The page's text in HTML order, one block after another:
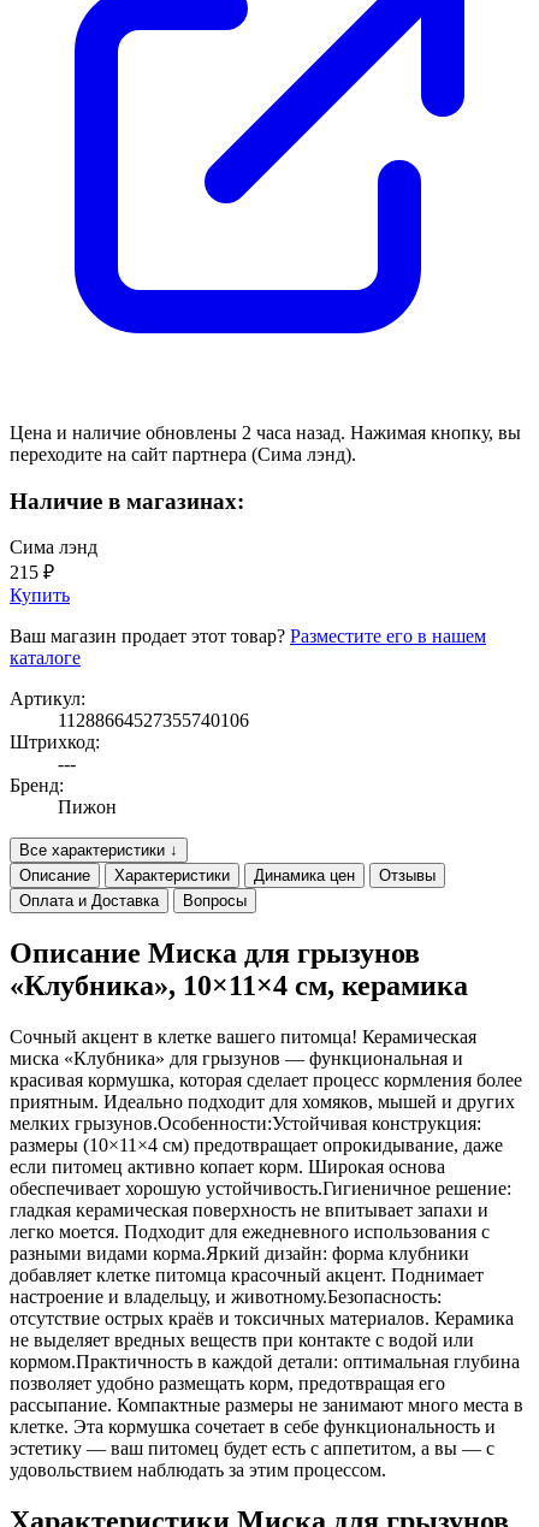
Цена и наличие обновлены 2 часа назад. Нажимая кнопку, вы
переходите на сайт партнера (Сима лэнд).
Наличие в магазинах:
Сима лэнд
215 ₽
Купить
Ваш магазин продает этот товар? Разместите его в нашем
каталоге
Артикул:
11288664527355740106
Штрихкод:
---
Бренд:
Пижон
Все характеристики ↓
Описание
Характеристики Динамика цен
Отзывы
Оплата и Доставка
Вопросы
Описание Миска для грызунов
«Клубника», 10×11×4 см, керамика
Сочный акцент в клетке вашего питомца! Керамическая
миска «Клубника» для грызунов — функциональная и
красивая кормушка, которая сделает процесс кормления более
приятным. Идеально подходит для хомяков, мышей и других
мелких грызунов.Особенности:Устойчивая конструкция:
размеры (10×11×4 см) предотвращает опрокидывание, даже
если питомец активно копает корм. Широкая основа
обеспечивает хорошую устойчивость.Гигиеничное решение:
гладкая керамическая поверхность не впитывает запахи и
легко моется. Подходит для ежедневного использования с
разными видами корма.Яркий дизайн: форма клубники
добавляет клетке питомца красочный акцент. Поднимает
настроение и владельцу, и животному.Безопасность:
отсутствие острых краёв и токсичных материалов. Керамика
не выделяет вредных веществ при контакте с водой или
кормом.Практичность в каждой детали: оптимальная глубина
позволяет удобно размещать корм, предотвращая его
рассыпание. Компактные размеры не занимают много места в
клетке. Эта кормушка сочетает в себе функциональность и
эстетику — ваш питомец будет есть с аппетитом, а вы — с
удовольствием наблюдать за этим процессом.